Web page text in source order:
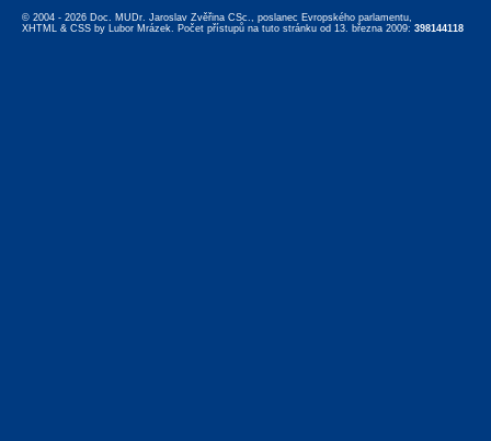
© 2004 - 2026 Doc. MUDr. Jaroslav Zvěřina CSc., poslanec Evropského parlamentu,
XHTML & CSS by Lubor Mrázek. Počet přístupů na tuto stránku od 13. března 2009: 398144118